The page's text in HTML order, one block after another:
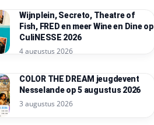
Wijnplein, Secreto, Theatre of
Fish, FRED en meer Wine en Dine op
CuliNESSE 2026
4 augustus 2026
COLOR THE DREAM jeugdevent
Nesselande op 5 augustus 2026
3 augustus 2026